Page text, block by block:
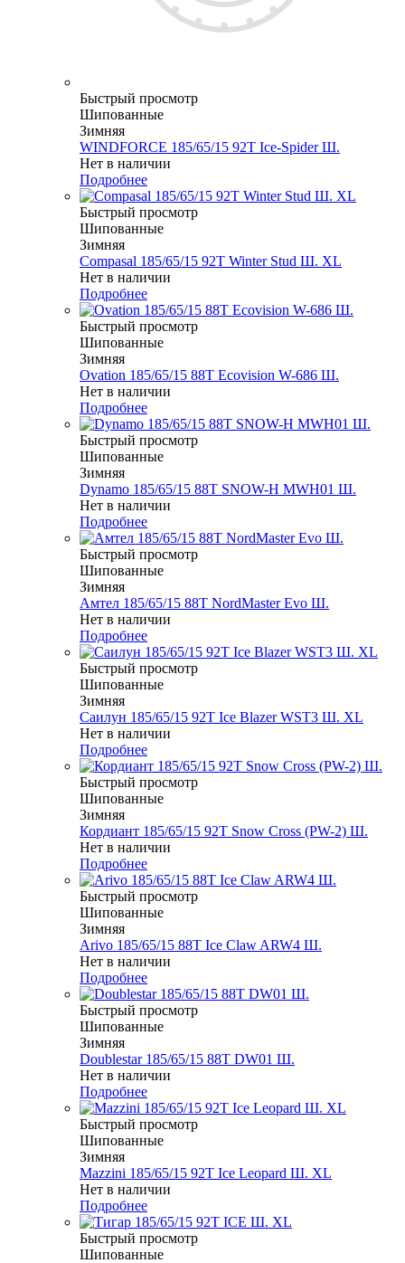
Быстрый просмотр
Шипованные
Зимняя
WINDFORCE 185/65/15 92T Ice-Spider Ш.
Нет в наличии
Подробнее
Быстрый просмотр
Шипованные
Зимняя
Compasal 185/65/15 92T Winter Stud Ш. XL
Нет в наличии
Подробнее
Быстрый просмотр
Шипованные
Зимняя
Ovation 185/65/15 88T Ecovision W-686 Ш.
Нет в наличии
Подробнее
Быстрый просмотр
Шипованные
Зимняя
Dynamo 185/65/15 88T SNOW-H MWH01 Ш.
Нет в наличии
Подробнее
Быстрый просмотр
Шипованные
Зимняя
Амтел 185/65/15 88T NordMaster Evo Ш.
Нет в наличии
Подробнее
Быстрый просмотр
Шипованные
Зимняя
Саилун 185/65/15 92T Ice Blazer WST3 Ш. XL
Нет в наличии
Подробнее
Быстрый просмотр
Шипованные
Зимняя
Кордиант 185/65/15 92T Snow Cross (PW-2) Ш.
Нет в наличии
Подробнее
Быстрый просмотр
Шипованные
Зимняя
Arivo 185/65/15 88T Ice Claw ARW4 Ш.
Нет в наличии
Подробнее
Быстрый просмотр
Шипованные
Зимняя
Doublestar 185/65/15 88T DW01 Ш.
Нет в наличии
Подробнее
Быстрый просмотр
Шипованные
Зимняя
Mazzini 185/65/15 92T Ice Leopard Ш. XL
Нет в наличии
Подробнее
Быстрый просмотр
Шипованные